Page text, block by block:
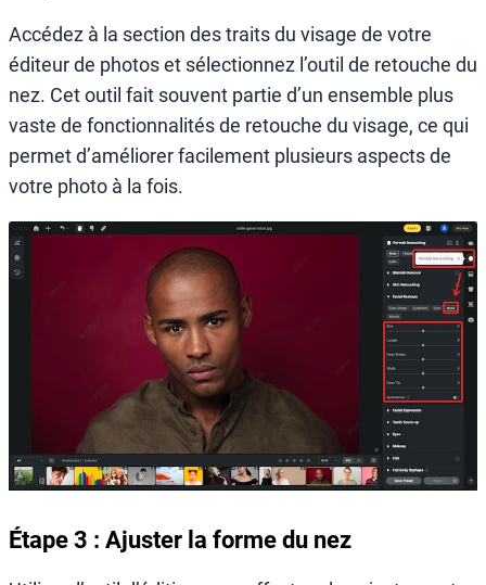
Accédez à la section des traits du visage de votre
éditeur de photos et sélectionnez l’outil de retouche du
nez. Cet outil fait souvent partie d’un ensemble plus
vaste de fonctionnalités de retouche du visage, ce qui
permet d’améliorer facilement plusieurs aspects de
votre photo à la fois.
Étape 3 : Ajuster la forme du nez